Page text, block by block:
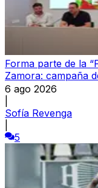
Forma parte de la
Zamora: campaña
6 ago 2026
Sofía Revenga
5